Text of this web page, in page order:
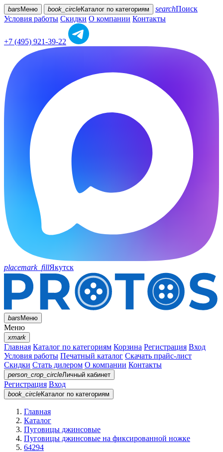
bars Меню book_circleКаталог по категориям searchПоиск
Условия работы Скидки О компании Контакты
+7 (495) 921-39-22
placemark_fillЯкутск
barsМеню
Меню
xmark
Главная Каталог по категориям Корзина Регистрация Вход
Условия работы Печатный каталог Скачать прайс-лист
Скидки Стать дилером О компании Контакты
person_crop_circleЛичный кабинет
Регистрация Вход
book_circleКаталог по категориям
Главная
Каталог
Пуговицы джинсовые
Пуговицы джинсовые на фиксированной ножке
64294